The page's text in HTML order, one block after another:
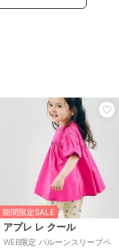
期間限定SALE
アプレ レ クール
WEB限定 バルーンスリーブペ